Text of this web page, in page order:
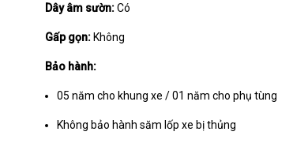
Dây âm sườn:Có
Gấp gọn: Không
Bảo hành:
05 năm cho khung xe / 01 năm cho phụ tùng
Không bảo hành săm lốp xe bị thủng